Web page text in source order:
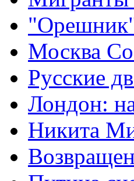
Москва
Русские
Лондон:
Никита